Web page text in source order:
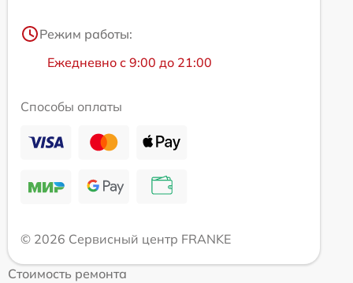
Режим работы:
Ежедневно с 9:00 до 21:00
Способы оплаты
© 2026 Сервисный центр FRANKE
Стоимость ремонта